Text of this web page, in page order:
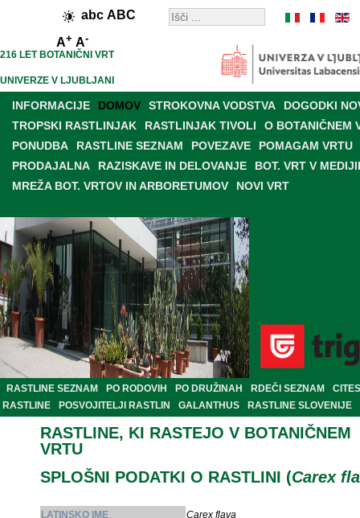
abc ABC
A+ A-
216 LET BOTANIČNI VRT
UNIVERZE V LJUBLJANI
INFORMACIJE DOMOV STROKOVNA VODSTVA
DOGODKI
TROPSKI RASTLINJAK
RASTLINJAK TIVOLI
O BOTANIČNEM
PONUDBA
RASTLINE SEZNAM POVEZAVE
POMAGAM VRTU
PRODAJALNA
RAZISKAVE IN DELOVANJE
BOT. VRT V
MREŽA BOT. VRTOV IN ARBORETUMOV
NOVI VRT
RASTLINE SEZNAM PO RODOVIH PO DRUŽINAH RDEČI SEZNAM
CITES
RASTLINE
POSVOJITELJI RASTLIN GALANTHUS RASTLINE SLOVENIJE
RASTLINE, KI RASTEJO V BOTANIČNEM
VRTU
SPLOŠNI PODATKI O RASTLINI (Carex
LATINSKO IME
Carex flava